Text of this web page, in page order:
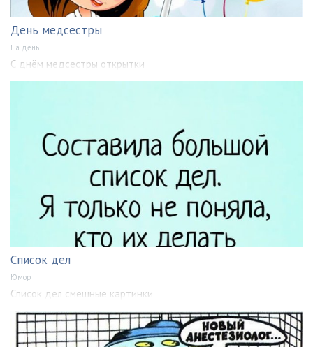
День медсестры
На день
С днём медсестры открытки
Список дел
Юмор
Список дел смешные картинки